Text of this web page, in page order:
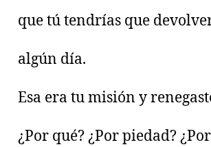
que tú tendrías que
algún día.
Esa era tu misión y
¿Por qué? ¿Por piedad?